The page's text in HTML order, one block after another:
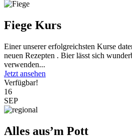
Fiege Kurs
Einer unserer erfolgreichsten Kurse
neuen Rezepten . Bier lässt sich
verwenden...
Jetzt ansehen
Verfügbar!
16
SEP
Alles aus’m Pott